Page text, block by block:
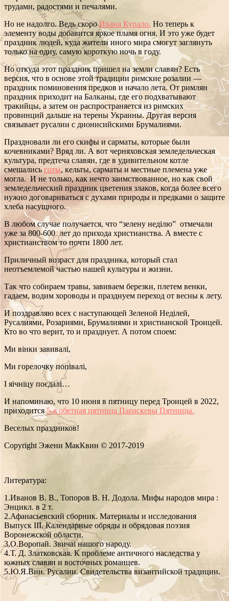
трудами, радостями и печалями.
Но не надолго. Ведь скороИвана Купало. Но теперь к
элементу воды добавится яркое пламя огня. И это уже будет
праздник людей, куда жители иного мира смогут заглянуть
только на одну, самую короткую ночь в году.
Но откуда этот праздник пришел на земли славян? Есть
версия, что в основе этой традиции римские розалии —
праздник поминовения предков и начало лета. От римлян
праздник приходит на Балканы, где его подхватывают
тракийцы, а затем он распространяется из римских
провинций дальше на терены Украины. Другая версия
связывает русалии с дионисийскими Брумалиями.
Праздновали ли его скифы и сарматы, которые были
кочевниками? Вряд ли. А вот черняховская земледельческая
культура, предтеча славян, где в удивительном котле
смешались готы, кельты, сарматы и местные племена уже
могла. И не только, как нечто заимствованное, но как свой
земледельческий праздник цветения злаков, когда более всего
нужно договариваться с духами природы и предками о защите
хлеба насущного.
В любом случае получается, что “зелену неділю” отмечали
уже за 800-600 лет до прихода христианства. А вместе с
христианством то почти 1800 лет.
Приличный возраст для праздника, который стал
неотъемлемой частью нашей культуры и жизни.
Так что собираем травы, завиваем березки, плетем венки,
гадаем, водим хороводы и празднуем переход от весны к лету.
И поздравляю всех с наступающей Зеленой Неділей,
Русалиями, Розариями, Брумалиями и христианской Троицей.
Кто во что верит, то и празднует. А потом споем:
Ми вінки завивалі,
Ми горелочку попівалі,
І яічніцу поєдалі…
И напоминаю, что 10 июня в пятницу перед Троицей в 2022,
приходится5-я обетная пятница Параскевы Пятницы.
Веселых праздников!
Copyright Эжени МакКвин © 2017-2019
Литература:
1.Иванов В. В., Топоров В. Н. Додола. Мифы народов мира :
Энцикл. в 2 т.
2.Афанасьевский сборник. Материалы и исследования
Выпуск III. Календарные обряды и обрядовая поэзия
Воронежской области.
3.О.Воропай. Звичаі нашого народу.
4.Т. Д. Златковская.К проблеме античного наследства у
южных славян и восточных романцев.
5.Ю.Я.Вин. Русалии. Свидетельства византийской традиции.